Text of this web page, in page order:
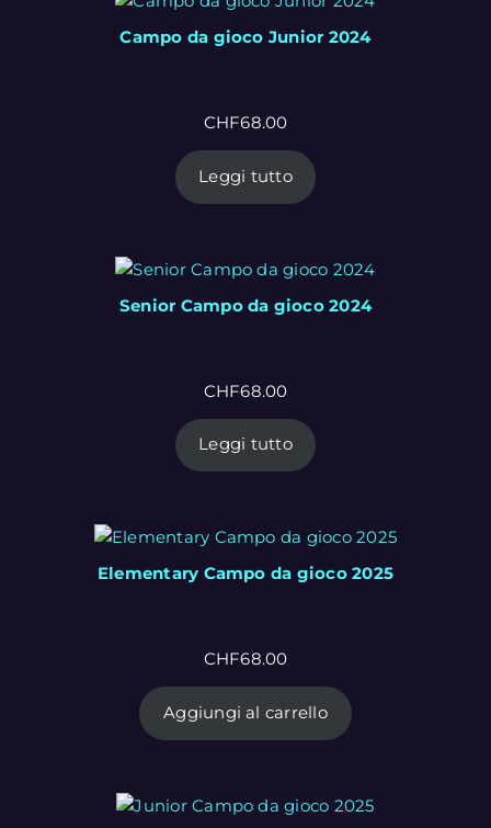
Campo da gioco Junior 2024
CHF68.00
Leggi tutto
Senior Campo da gioco 2024
CHF68.00
Leggi tutto
Elementary Campo da gioco 2025
CHF68.00
Aggiungi al carrello